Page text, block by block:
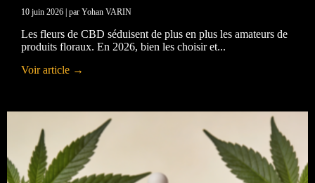
10 juin 2026 | par Yohan VARIN
Les fleurs de CBD séduisent de plus en plus les amateurs de
produits floraux. En 2026, bien les choisir et...
Voir article →